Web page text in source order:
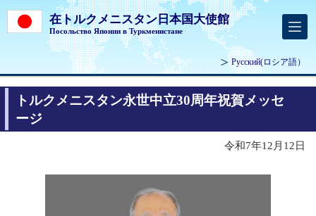
在トルクメニスタン日本国大使館
Посольство Японии в Туркменистане
Русский(ロシア語）
トルクメニスタン永世中立30周年祝賀メッセ
ージ
令和7年12月12日